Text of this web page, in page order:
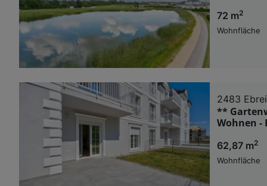
72 m2
Wohnfläche
2483
**
Wohnen -
62,87 m2
Wohnfläche